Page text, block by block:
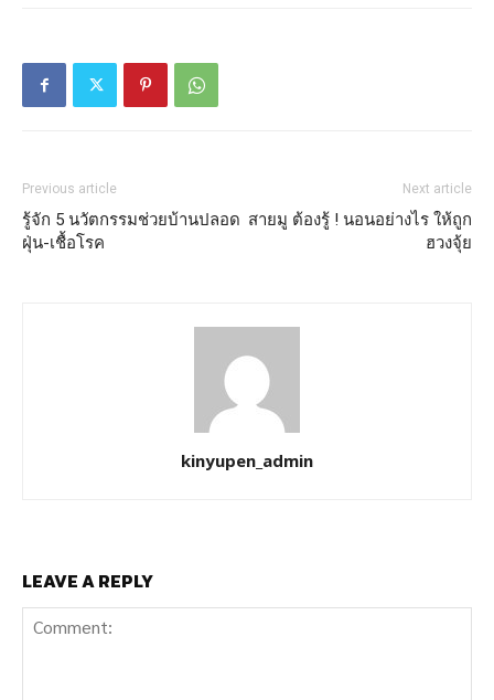
Previous article
รู้จัก 5 นวัตกรรมช่วยบ้านปลอด
ฝุ่น-เชื้อโรค
Next article
สายมู ต้องรู้ ! นอนอย่างไร ให้ถูก
ฮวงจุ้ย
kinyupen_admin
LEAVE A REPLY